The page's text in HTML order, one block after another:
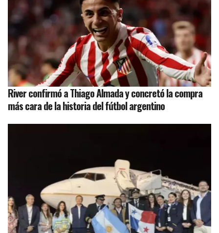
River confirmó a Thiago Almada y concretó la compra
más cara de la historia del fútbol argentino